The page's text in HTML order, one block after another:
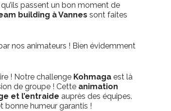
passent un bon moment de
building à Vannes sont faites
nos animateurs ! Bien évidemment
! Notre challenge Kohmagaest là
de groupe ! Cette animation
et l’entraide auprès des équipes.
bonne humeur garantis !